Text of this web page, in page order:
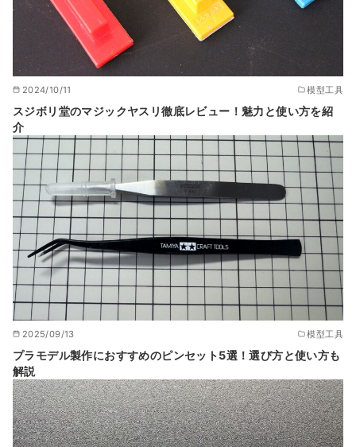
2024/10/11 模型工具
スジボリ堂のマジックヤスリ徹底レビュー！魅力と使い方を紹
介
2025/09/13 模型工具
プラモデル製作におすすめのピンセット5選！選び方と使い方も
解説